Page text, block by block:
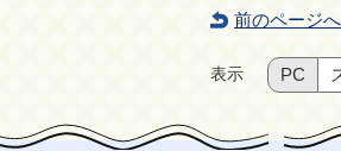
前のページ
表示 PC